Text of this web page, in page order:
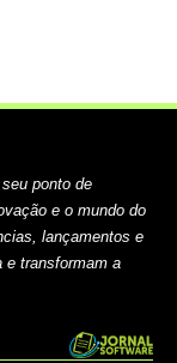
ponto de
e o mundo do
lançamentos e
e transformam a